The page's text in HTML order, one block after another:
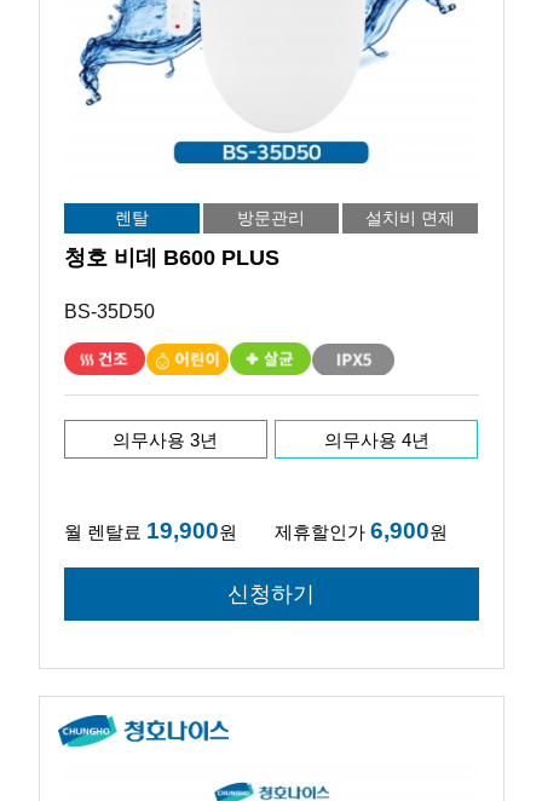
렌탈 방문관리 설치비 면제
청호 비데 B600 PLUS
BS-35D50
의무사용 3년 의무사용 4년
월 렌탈료 19,900원 제휴할인가6,900원